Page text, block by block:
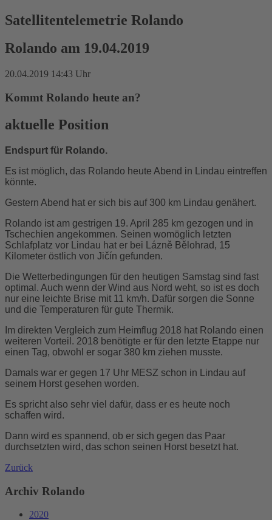
Satellitentelemetrie Rolando
Rolando am 19.04.2019
20.04.2019 14:43 Uhr
Kommt Rolando heute an?
aktuelle Position
Endspurt für Rolando.
Es ist möglich, das Rolando heute Abend in Lindau eintreffen
könnte.
Gestern Abend hat er sich bis auf 300 km Lindau genähert.
Rolando ist am gestrigen 19. April 285 km gezogen und in
Tschechien angekommen. Seinen womöglich letzten
Schlafplatz vor Lindau hat er bei
Lázně Bělohrad, 15
Kilometer östlich von Jičín gefunden.
Die Wetterbedingungen für den heutigen Samstag sind fast
optimal. Auch wenn der Wind aus Nord weht, so ist es doch
nur eine leichte Brise mit 11 km/h. Dafür sorgen die Sonne
und die Temperaturen für gute Thermik.
Im direkten Vergleich zum Heimflug 2018 hat Rolando einen
weiteren Vorteil. 2018 benötigte er für den letzte Etappe nur
einen Tag, obwohl er sogar 380 km ziehen musste.
Damals war er gegen 17 Uhr MESZ schon in Lindau auf
seinem Horst gesehen worden.
Es spricht also sehr viel dafür, dass er es heute noch
schaffen wird.
Dann wird es spannend, ob er sich gegen das Paar
durchsetzten wird, das schon seinen Horst besetzt hat.
Zurück
Archiv Rolando
2020